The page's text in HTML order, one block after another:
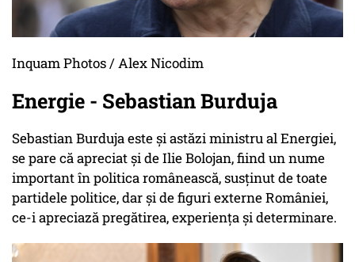
Inquam Photos / Alex Nicodim
Energie - Sebastian Burduja
Sebastian Burduja este și astăzi ministru al Energiei,
se pare că apreciat și de Ilie Bolojan, fiind un nume
important în politica românească, susținut de toate
partidele politice, dar și de figuri externe României,
ce-i apreciază pregătirea, experiența și determinare.